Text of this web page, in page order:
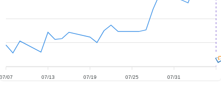
07 07/13 07/19 07/25 07/31